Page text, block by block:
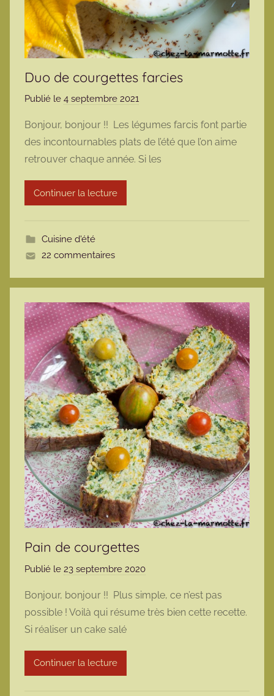
Duo de courgettes farcies
Publié le 4 septembre 2021
r
m
a
Bonjour, bonjour !! Les légumes farcis font partie
des incontournables plats de l’été que l’on aime
retrouver chaque année. Si les
Continuer la lecture
Cuisine d'été
22 commentaires
Pain de courgettes
Publié le 23 septembre 2020
r
m
Bonjour, bonjour !! Plus simple, ce n’est pas
possible ! Voilà qui résume très bien cette recette.
Si réaliser un cake salé
Continuer la lecture